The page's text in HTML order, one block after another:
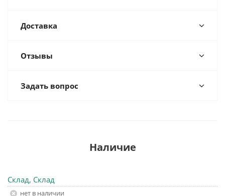
Доставка
Отзывы
Задать вопрос
Наличие
Склад, Склад
Нет в наличии